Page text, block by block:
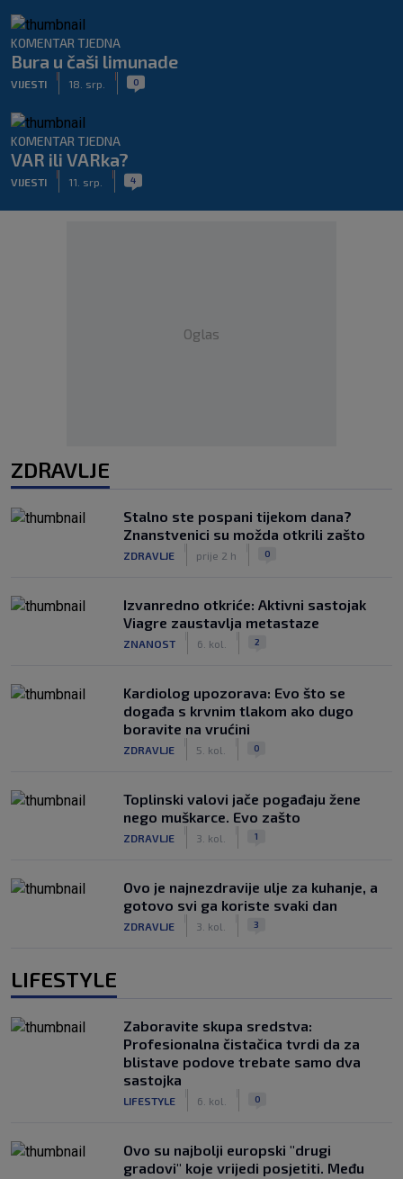
KOMENTAR TJEDNA
Bura u čaši limunade
VIJESTI 18. srp. 0
KOMENTAR TJEDNA
VAR ili VARka?
VIJESTI 11. srp. 4
Oglas
ZDRAVLJE
Stalno ste pospani tijekom dana?
Znanstvenici su možda otkrili zašto
ZDRAVLJE prije 2 h 0
Izvanredno otkriće: Aktivni sastojak
Viagre zaustavlja metastaze
ZNANOST 6. kol. 2
Kardiolog upozorava: Evo što se
događa s krvnim tlakom ako dugo
boravite na vrućini
ZDRAVLJE 5. kol. 0
Toplinski valovi jače pogađaju žene
nego muškarce. Evo zašto
ZDRAVLJE 3. kol. 1
Ovo je najnezdravije ulje za kuhanje, a
gotovo svi ga koriste svaki dan
ZDRAVLJE 3. kol. 3
LIFESTYLE
Zaboravite skupa sredstva:
Profesionalna čistačica tvrdi da za
blistave podove trebate samo dva
sastojka
LIFESTYLE 6. kol. 0
Ovo su najbolji europski "drugi
gradovi" koje vrijedi posjetiti. Među